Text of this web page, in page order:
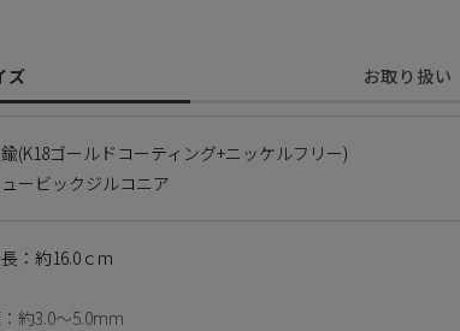
どの装飾を省くことで、衣服への引っ掛かりを軽減し
けたくなる心地よさを叶えます。
ズ お取り扱い
(K18ゴールドコーティング+ニッケルフリー)
ービックジルコニア
：約16.0ｃm
約3.0～5.0mm